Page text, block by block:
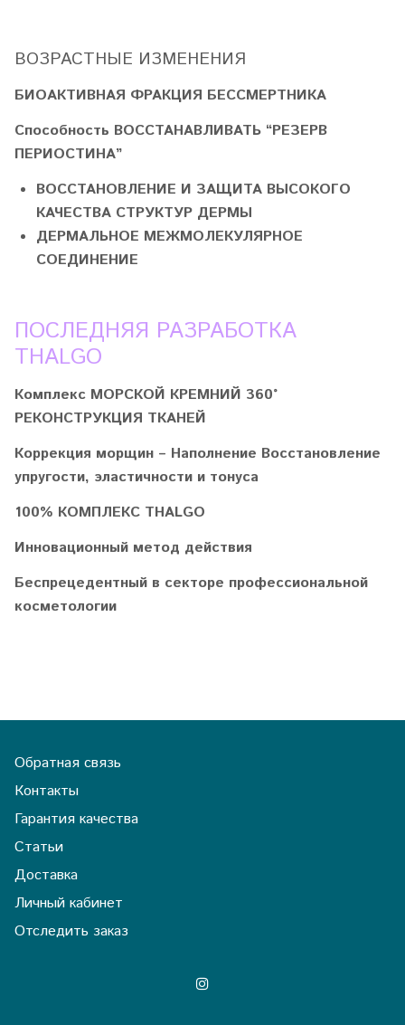
ВОЗРАСТНЫЕ ИЗМЕНЕНИЯ
БИОАКТИВНАЯ ФРАКЦИЯ БЕССМЕРТНИКА
Способность ВОССТАНАВЛИВАТЬ “РЕЗЕРВ
ПЕРИОСТИНА”
ВОССТАНОВЛЕНИЕ И ЗАЩИТА ВЫСОКОГО
КАЧЕСТВА СТРУКТУР ДЕРМЫ
ДЕРМАЛЬНОЕ МЕЖМОЛЕКУЛЯРНОЕ
СОЕДИНЕНИЕ
ПОСЛЕДНЯЯ РАЗРАБОТКА
THALGO
Комплекс МОРСКОЙ КРЕМНИЙ 360°
РЕКОНСТРУКЦИЯ ТКАНЕЙ
Коррекция морщин – Наполнение Восстановление
упругости, эластичности и тонуса
100% КОМПЛЕКС THALGO
Инновационный метод действия
Беспрецедентный в секторе профессиональной
косметологии
Обратная связь
Контакты
Гарантия качества
Статьи
Доставка
Личный кабинет
Отследить заказ